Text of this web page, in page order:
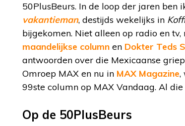
50PlusBeurs. In de loop der jaren ben
vakantieman, destijds wekelijks in
bijgekomen. Niet alleen op radio en
maandelijkse column en Dokter Teds
antwoorden over die Mexicaanse
Omroep MAX en nu in MAX Magazine,
99ste column op MAX Vandaag. Al
Op de 50PlusBeurs